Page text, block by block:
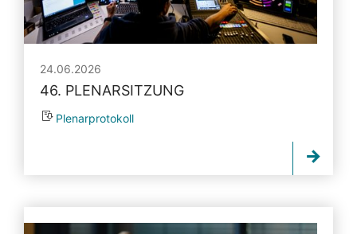
24.06.2026
46. PLENARSITZUNG
Plenarprotokoll